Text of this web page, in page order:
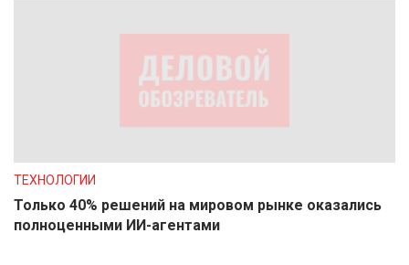
ТЕХНОЛОГИИ
Только 40% решений на мировом рынке оказались
полноценными ИИ-агентами